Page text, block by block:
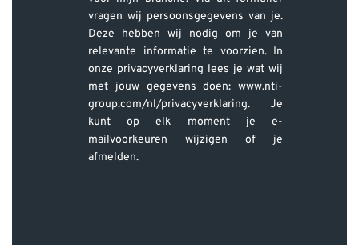
vragen wij persoonsgegevens van je.
Deze hebben wij nodig om je van
relevante informatie te voorzien. In
onze privacyverklaring lees je wat wij
met jouw gegevens doen: www.nti-
group.com/nl/privacyverklaring. Je
kunt op elk moment je e-
mailvoorkeuren wijzigen of je
afmelden.